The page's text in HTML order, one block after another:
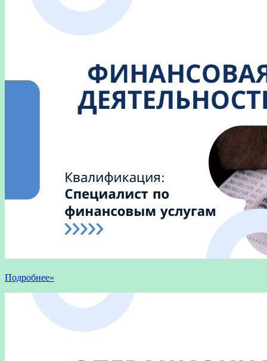
Подробнее»